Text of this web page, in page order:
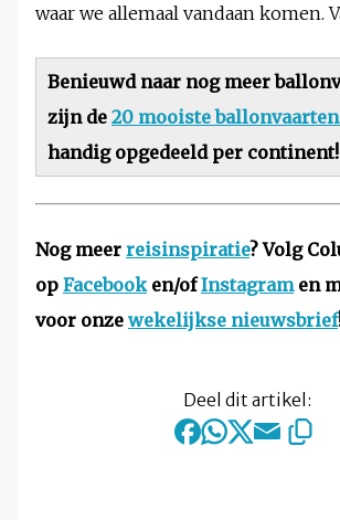
waar we allemaal vandaan komen.
Benieuwd naar nog meer
zijn de 20 mooiste
handig opgedeeld per continent!
Nog meer reisinspiratie? Volg
op Facebooken/ofInstagramen
voor onze wekelijkse nieuwsbrief
Deel dit artikel: